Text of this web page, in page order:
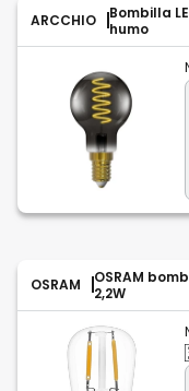
ARCCHIO
Bombilla
humo
OSRAM
OSRAM
2,2W